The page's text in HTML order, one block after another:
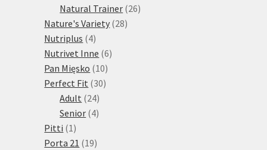
produktů
Natural Trainer 2626
Nature's Variety 2828
Nutriplus 44
produkty
Nutrivet Inne 66
Pan Mięsko 1010
produktů
Perfect Fit 3030
Adult 2424
produktů
Senior 44
Pitti 1 1
produkt
Porta 21 1919